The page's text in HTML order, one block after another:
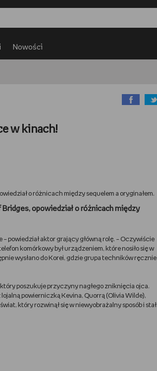
Nowości
w kinach!
o różnicach między sequelem a oryginałem.
Bridges, opowiedział o różnicach między
powiedział aktor grający główną rolę. – Oczywiście
komórkowy był urządzeniem, które nosiło się w
wysłano do Korei, gdzie grupa techników ręcznie
poszukuje przyczyny nagłego zniknięcia ojca.
powierniczką Kevina, Quorrą (Olivia Wilde),
który rozwinął się w niewyobrażalny sposób i stał